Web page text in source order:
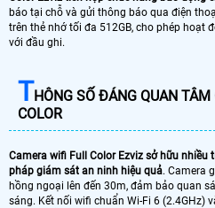
báo tại chỗ và gửi thông báo qua điện
trên thẻ nhớ tối đa 512GB, cho phép hoạt
với đầu ghi.
THÔNG SỐ ĐÁNG QUAN
COLOR
Camera wifi Full Color Ezviz sở hữu
pháp giám sát an ninh hiệu quả. Camera
hồng ngoại lên đến 30m, đảm bảo quan
sáng. Kết nối wifi chuẩn Wi-Fi 6 (2.4GHz)